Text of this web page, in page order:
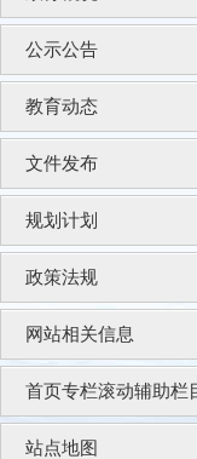
公示公告
教育动态
文件发布
规划计划
政策法规
网站相关信息
首页专栏滚动辅助栏
站点地图